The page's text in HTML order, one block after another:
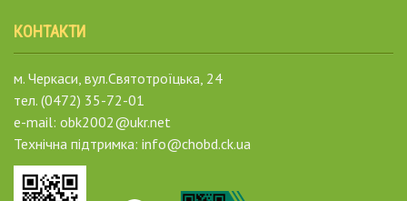
КОНТАКТИ
м. Черкаси, вул.Святотроїцька, 24
тел. (0472) 35-72-01
e-mail: obk2002@ukr.net
Технічна підтримка: info@chobd.ck.ua